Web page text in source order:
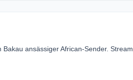
ansässiger African-Sender.